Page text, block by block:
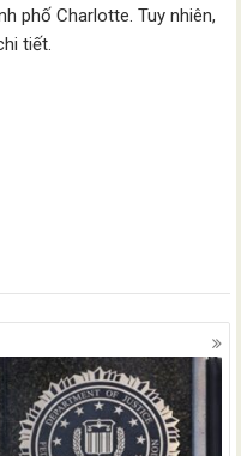
phố Charlotte. Tuy nhiên,
tiết.